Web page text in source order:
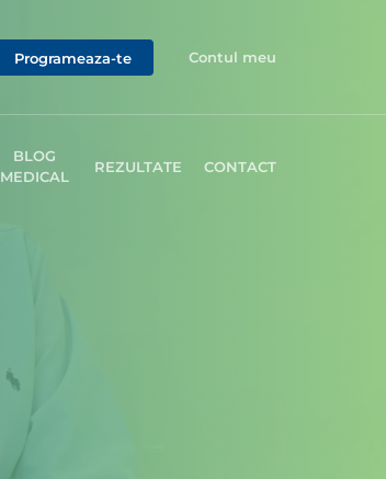
Programeaza-te Contul meu
BLOG
MEDICAL
REZULTATE CONTACT